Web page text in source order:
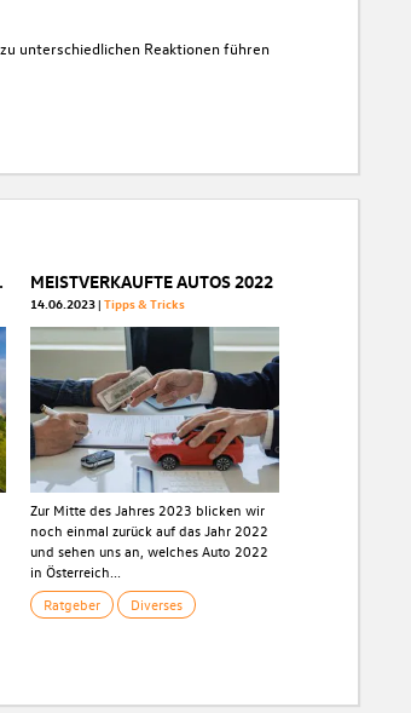
unterschiedlichen Reaktionen führen
MEISTVERKAUFTE AUTOS 2022
14.06.2023 Tipps & Tricks
Zur Mitte des Jahres 2023 blicken wir
noch einmal zurück auf das Jahr 2022
und sehen uns an, welches Auto 2022
in Österreich...
Ratgeber
Diverses